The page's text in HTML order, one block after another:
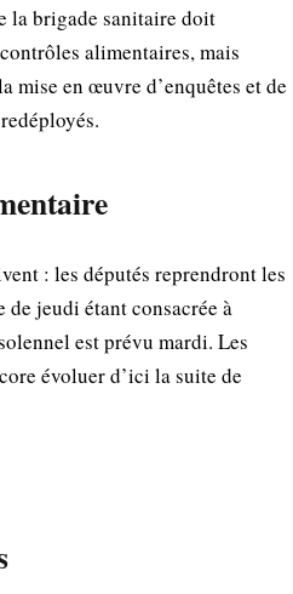
la brigade sanitaire doit
alimentaires, mais
mise en œuvre d’enquêtes et de
: les députés reprendront les
jeudi étant consacrée à
est prévu mardi. Les
évoluer d’ici la suite de